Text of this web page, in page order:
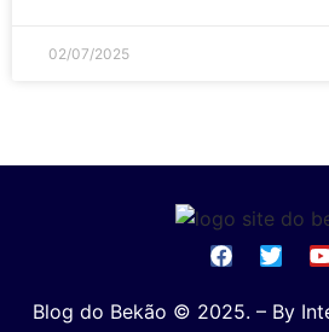
02/07/2025
Blog do Bekão © 2025. – By